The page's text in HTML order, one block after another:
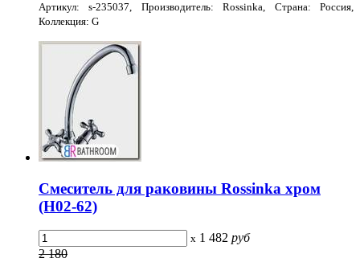
Артикул: s-235037, Производитель: Rossinka, Страна: Россия,
Коллекция: G
Смеситель для раковины Rossinka хром
(H02-62)
x 1 482 руб
2 180